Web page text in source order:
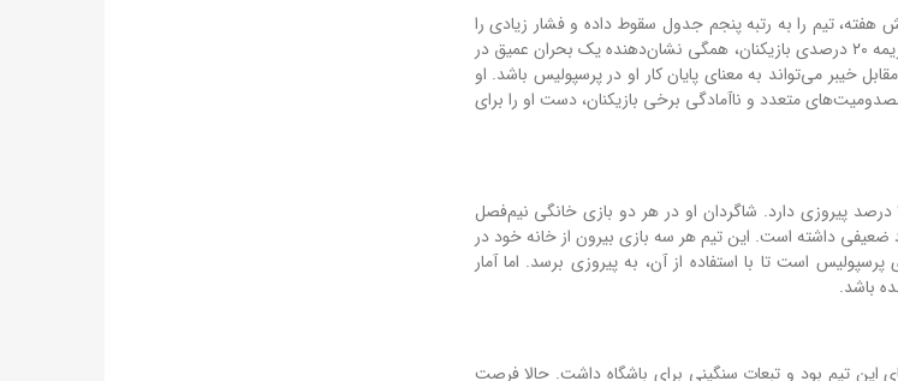
تیم را به رتبه پنجم جدول سقوط داده و فشار زیادی را
روی اوسمار ویرا ایجاد کرده است. بیانیه‌های هیأت مدیره، نامه هشت بندی مدیرعامل و جریمه ۲۰ درصدی بازیکنان، همگی نشان‌دهنده یک بحران عمیق در
خیبر می‌تواند به معنای پایان کار او در پرسپولیس باشد. او
متعدد و ناآمادگی برخی بازیکنان، دست او را برای
آمار و ارقام به شدت به سود پرسپولیس است. اوسمار ویرا در ورزشگاه دستگردی رکورد ۱۰۰ درصد پیروزی دارد. شاگردان او در هر دو بازی خانگی نیم‌فصل
ضعیفی داشته است. این تیم هر سه بازی بیرون از خانه خود در
است تا با استفاده از آن، به پیروزی برسد. اما آمار
باشد.
این تیم بود و تبعات سنگینی برای باشگاه داشت. حالا فرصت